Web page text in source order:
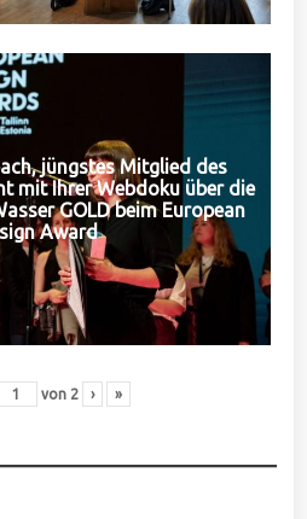
jüngstes Mitglied des
mit Ihrer Webdoku über die
GOLD beim European
Award
von 2 › »